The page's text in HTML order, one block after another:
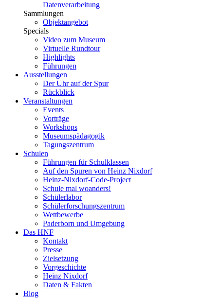
Datenverarbeitung
Sammlungen
Objektangebot
Specials
Video zum Museum
Virtuelle Rundtour
Highlights
Führungen
Ausstellungen
Der Uhr auf der Spur
Rückblick
Veranstaltungen
Events
Vorträge
Workshops
Museumspädagogik
Tagungszentrum
Schulen
Führungen für Schulklassen
Auf den Spuren von Heinz Nixdorf
Heinz-Nixdorf-Code-Project
Schule mal woanders!
Schülerlabor
Schülerforschungszentrum
Wettbewerbe
Paderborn und Umgebung
Das HNF
Kontakt
Presse
Zielsetzung
Vorgeschichte
Heinz Nixdorf
Daten & Fakten
Blog